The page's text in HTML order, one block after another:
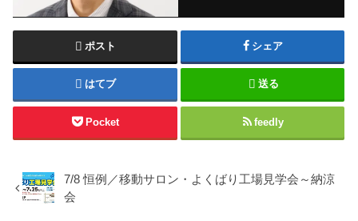
ポスト シェア
はてブ 送る
Pocket feedly
7/8 恒例／移動サロン・よくばり工場見学会～納涼
会